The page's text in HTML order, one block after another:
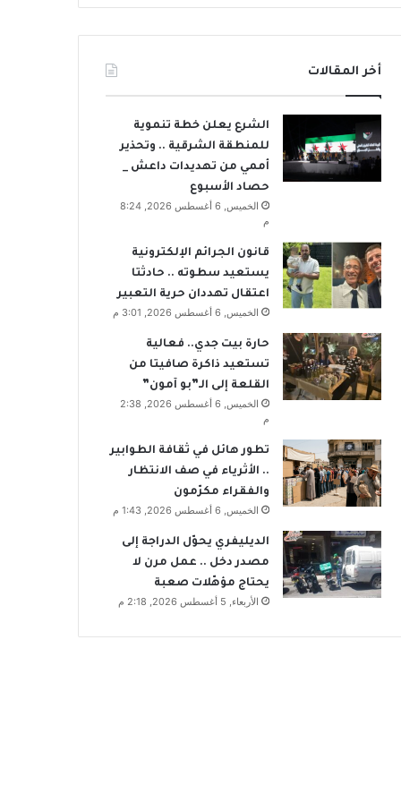
أخر المقالات
الشرع يعلن خطة تنموية
للمنطقة الشرقية .. وتحذير
أممي من تهديدات داعش _
حصاد الأسبوع
الخميس, 6 أغسطس 2026, 8:24
م
قانون الجرائم الإلكترونية
يستعيد سطوته .. حادثتا
اعتقال تهددان حرية التعبير
الخميس, 6 أغسطس 2026, 3:01 م
حارة بيت جدي.. فعالية
تستعيد ذاكرة صافيتا من
القلعة إلى الـ”بو آمون”
الخميس, 6 أغسطس 2026, 2:38
م
تطور هائل في ثقافة الطوابير
.. الأثرياء في صف الانتظار
والفقراء مكرّمون
الخميس, 6 أغسطس 2026, 1:43 م
الديليفري يحوّل الدراجة إلى
مصدر دخل .. عمل مرن لا
يحتاج مؤهّلات صعبة
الأربعاء, 5 أغسطس 2026, 2:18 م